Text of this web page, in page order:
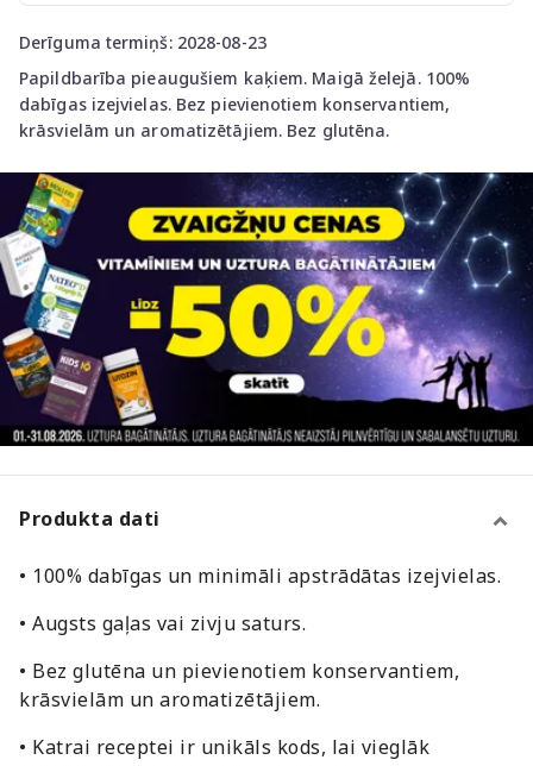
Derīguma termiņš: 2028-08-23
Papildbarība pieaugušiem kaķiem. Maigā želejā. 100%
dabīgas izejvielas. Bez pievienotiem konservantiem,
krāsvielām un aromatizētājiem. Bez glutēna.
Produkta dati
• 100% dabīgas un minimāli apstrādātas izejvielas.
• Augsts gaļas vai zivju saturs.
• Bez glutēna un pievienotiem konservantiem,
krāsvielām un aromatizētājiem.
• Katrai receptei ir unikāls kods, lai vieglāk